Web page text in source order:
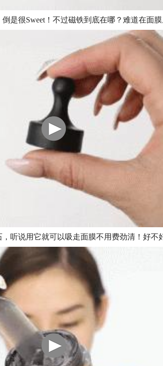
是很Sweet！不过磁铁到底在哪？难道在面
听说用它就可以吸走面膜不用费劲清！好不